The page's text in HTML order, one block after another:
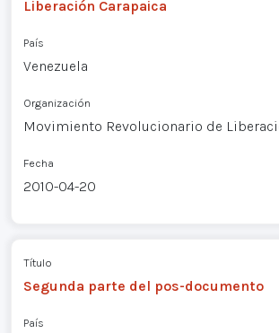
Liberación Carapaica
País
Venezuela
Organización
Movimiento Revolucionario de
Fecha
2010-04-20
Título
Segunda parte del pos-documento
País